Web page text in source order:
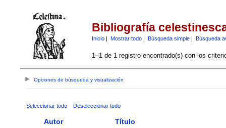
Bibliografía
Inicio| Mostrar todo| Búsqueda simple| Búsqueda
1–1 de 1 registro encontrado(s) con los
Opciones de búsqueda y visualización
Seleccionar todo Deseleccionar todo
Autor Título